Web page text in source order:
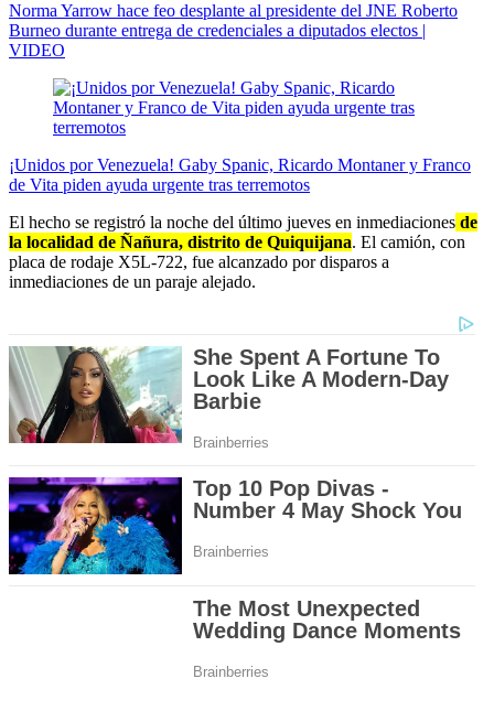
Norma Yarrow hace feo desplante al presidente del JNE Roberto
Burneo durante entrega de credenciales a diputados electos |
VIDEO
¡Unidos por Venezuela! Gaby Spanic, Ricardo Montaner y Franco
de Vita piden ayuda urgente tras terremotos
El hecho se registró la noche del último jueves en inmediaciones de
la localidad de Ñañura, distrito de Quiquijana. El camión, con
placa de rodaje X5L-722, fue alcanzado por disparos a
inmediaciones de un paraje alejado.